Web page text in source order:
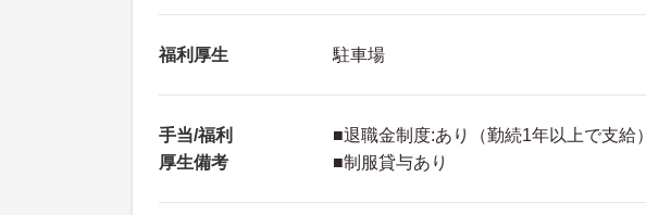
福利厚生 駐車場
手当/福利
厚生備考
■退職金制度:あり（勤続1年以上で支給）
■制服貸与あり